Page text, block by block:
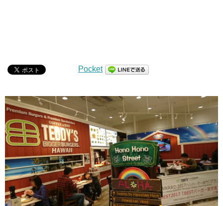
Pocket